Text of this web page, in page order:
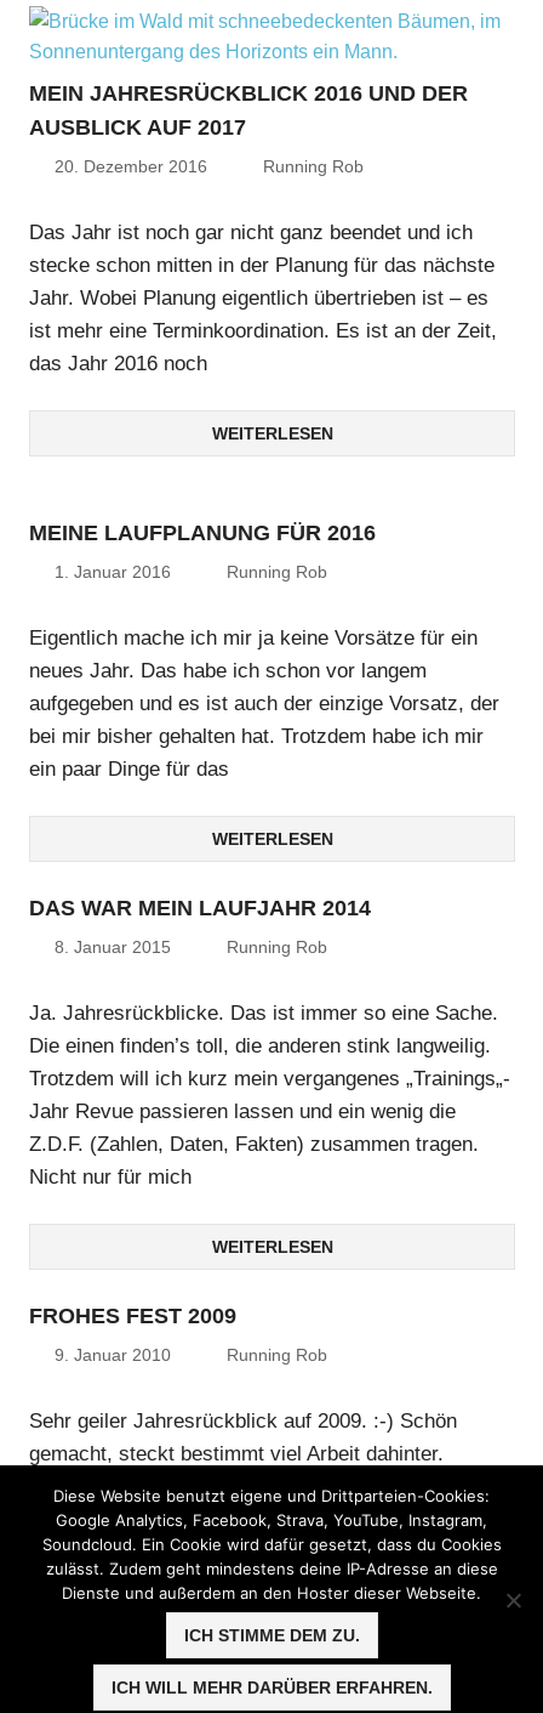
MEIN JAHRESRÜCKBLICK 2016 UND DER
AUSBLICK AUF 2017
20. Dezember 2016 Running Rob
Das Jahr ist noch gar nicht ganz beendet und ich
stecke schon mitten in der Planung für das nächste
Jahr. Wobei Planung eigentlich übertrieben ist – es
ist mehr eine Terminkoordination. Es ist an der Zeit,
das Jahr 2016 noch
WEITERLESEN
MEINE LAUFPLANUNG FÜR 2016
1. Januar 2016 Running Rob
Eigentlich mache ich mir ja keine Vorsätze für ein
neues Jahr. Das habe ich schon vor langem
aufgegeben und es ist auch der einzige Vorsatz, der
bei mir bisher gehalten hat. Trotzdem habe ich mir
ein paar Dinge für das
WEITERLESEN
DAS WAR MEIN LAUFJAHR 2014
8. Januar 2015 Running Rob
Ja. Jahresrückblicke. Das ist immer so eine Sache.
Die einen finden’s toll, die anderen stink langweilig.
Trotzdem will ich kurz mein vergangenes „Trainings„-
Jahr Revue passieren lassen und ein wenig die
Z.D.F. (Zahlen, Daten, Fakten) zusammen tragen.
Nicht nur für mich
WEITERLESEN
FROHES FEST 2009
9. Januar 2010 Running Rob
Sehr geiler Jahresrückblick auf 2009. :-) Schön
gemacht, steckt bestimmt viel Arbeit dahinter.
Chapeau! Hundert-Watt-Glühbirnen gibt es nicht
mehr, Alter! %-)
WEITERLESEN
Diese Website benutzt eigene und Drittparteien-Cookies:
Google Analytics, Facebook, Strava, YouTube, Instagram,
Soundcloud. Ein Cookie wird dafür gesetzt, dass du Cookies
zulässt. Zudem geht mindestens deine IP-Adresse an diese
Dienste und außerdem an den Hoster dieser Webseite.
ICH STIMME DEM ZU.
ICH WILL MEHR DARÜBER ERFAHREN.